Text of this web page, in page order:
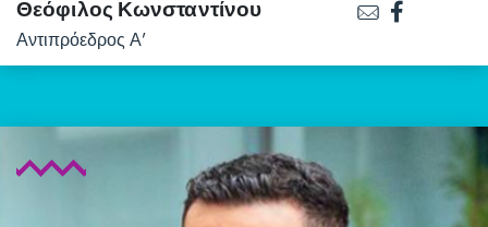
Θεόφιλος Κωνσταντίνου
Αντιπρόεδρος Α’